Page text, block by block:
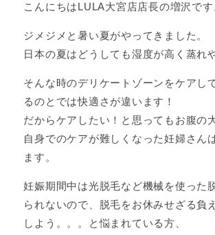
こんにちはLULA大宮店店長の増沢です
ジメジメと暑い夏がやってきました。
日本の夏はどうしても湿度が高く蒸れ
そんな時のデリケートゾーンをケアし
るのとでは快適さが違います！
だからケアしたい！と思ってもお腹の
自身でのケアが難しくなった妊婦さん
ます。
妊娠期間中は光脱毛など機械を使った
られないので、脱毛をお休みせざる負
しよう。。。と悩まれている方、